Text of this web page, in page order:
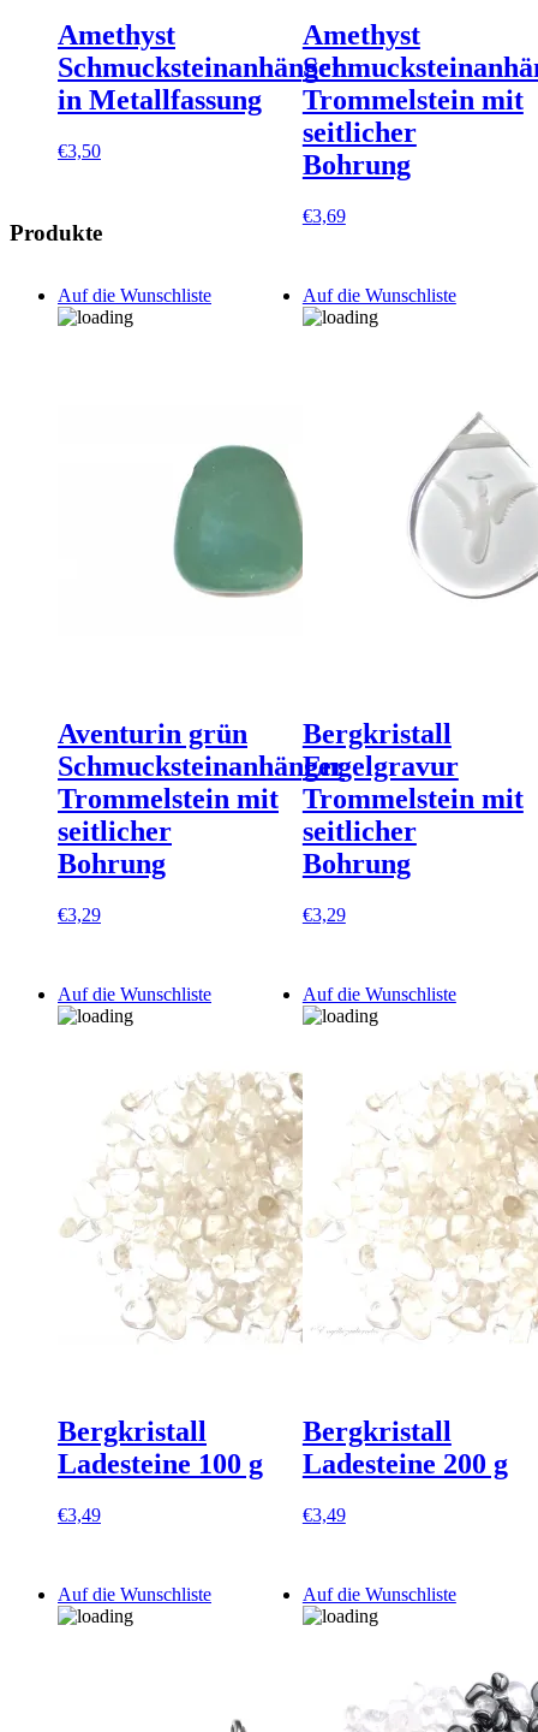
Amethyst
Schmucksteinanhänger
in Metallfassung
€3,50
Amethyst
Trommelstein mit
seitlicher
Bohrung
€3,69
Auf die Wunschliste
Aventurin grün
Schmucksteinanhänger
Trommelstein mit
seitlicher
Bohrung
€3,29
Auf die Wunschliste
Bergkristall
Engelgravur
Trommelstein mit
seitlicher
Bohrung
€3,29
Auf die Wunschliste
Bergkristall
Ladesteine 100 g
€3,49
Auf die Wunschliste
Bergkristall
Ladesteine 200 g
€3,49
Auf die Wunschliste Auf die Wunschliste
Produkte